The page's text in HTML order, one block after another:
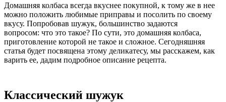
Домашняя колбаса всегда вкуснее покупной, к тому же в нее
можно положить любимые приправы и посолить по своему
вкусу. Попробовав шужук, большинство задаются
вопросом: что это такое? По сути, это домашняя колбаса,
приготовление которой не такое и сложное. Сегодняшняя
статья будет посвящена этому деликатесу, мы расскажем, как
варить ее, дадим подробное описание рецепта.
Классический шужук